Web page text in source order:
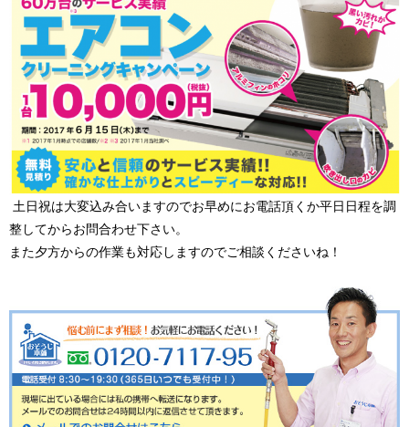
土日祝は大変込み合いますのでお早めにお電話頂くか平日日程を調
整してからお問合わせ下さい。
また夕方からの作業も対応しますのでご相談くださいね！